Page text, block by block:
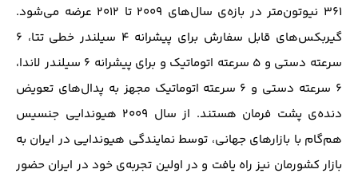
۳۶۱ نیوتون‌متر در بازه‌ی سال‌های ۲۰۰۹ تا ۲۰۱۲ عرضه می‌شود.
گیربکس‌های قابل سفارش برای پیشرانه ۴ سیلندر خطی تتا، ۶
سرعته دستی و ۵ سرعته اتوماتیک و برای پیشرانه ۶ سیلندر لاندا،
۶ سرعته دستی و ۶ سرعته اتوماتیک مجهز به پدال‌های تعویض
دنده‌ی پشت فرمان هستند. از سال ۲۰۰۹ هیوندایی جنسیس
هم‌گام با بازارهای جهانی، توسط نمایندگی هیوندایی در ایران به
بازار کشورمان نیز راه ‌یافت و در اولین تجربه‌ی خود در ایران حضور